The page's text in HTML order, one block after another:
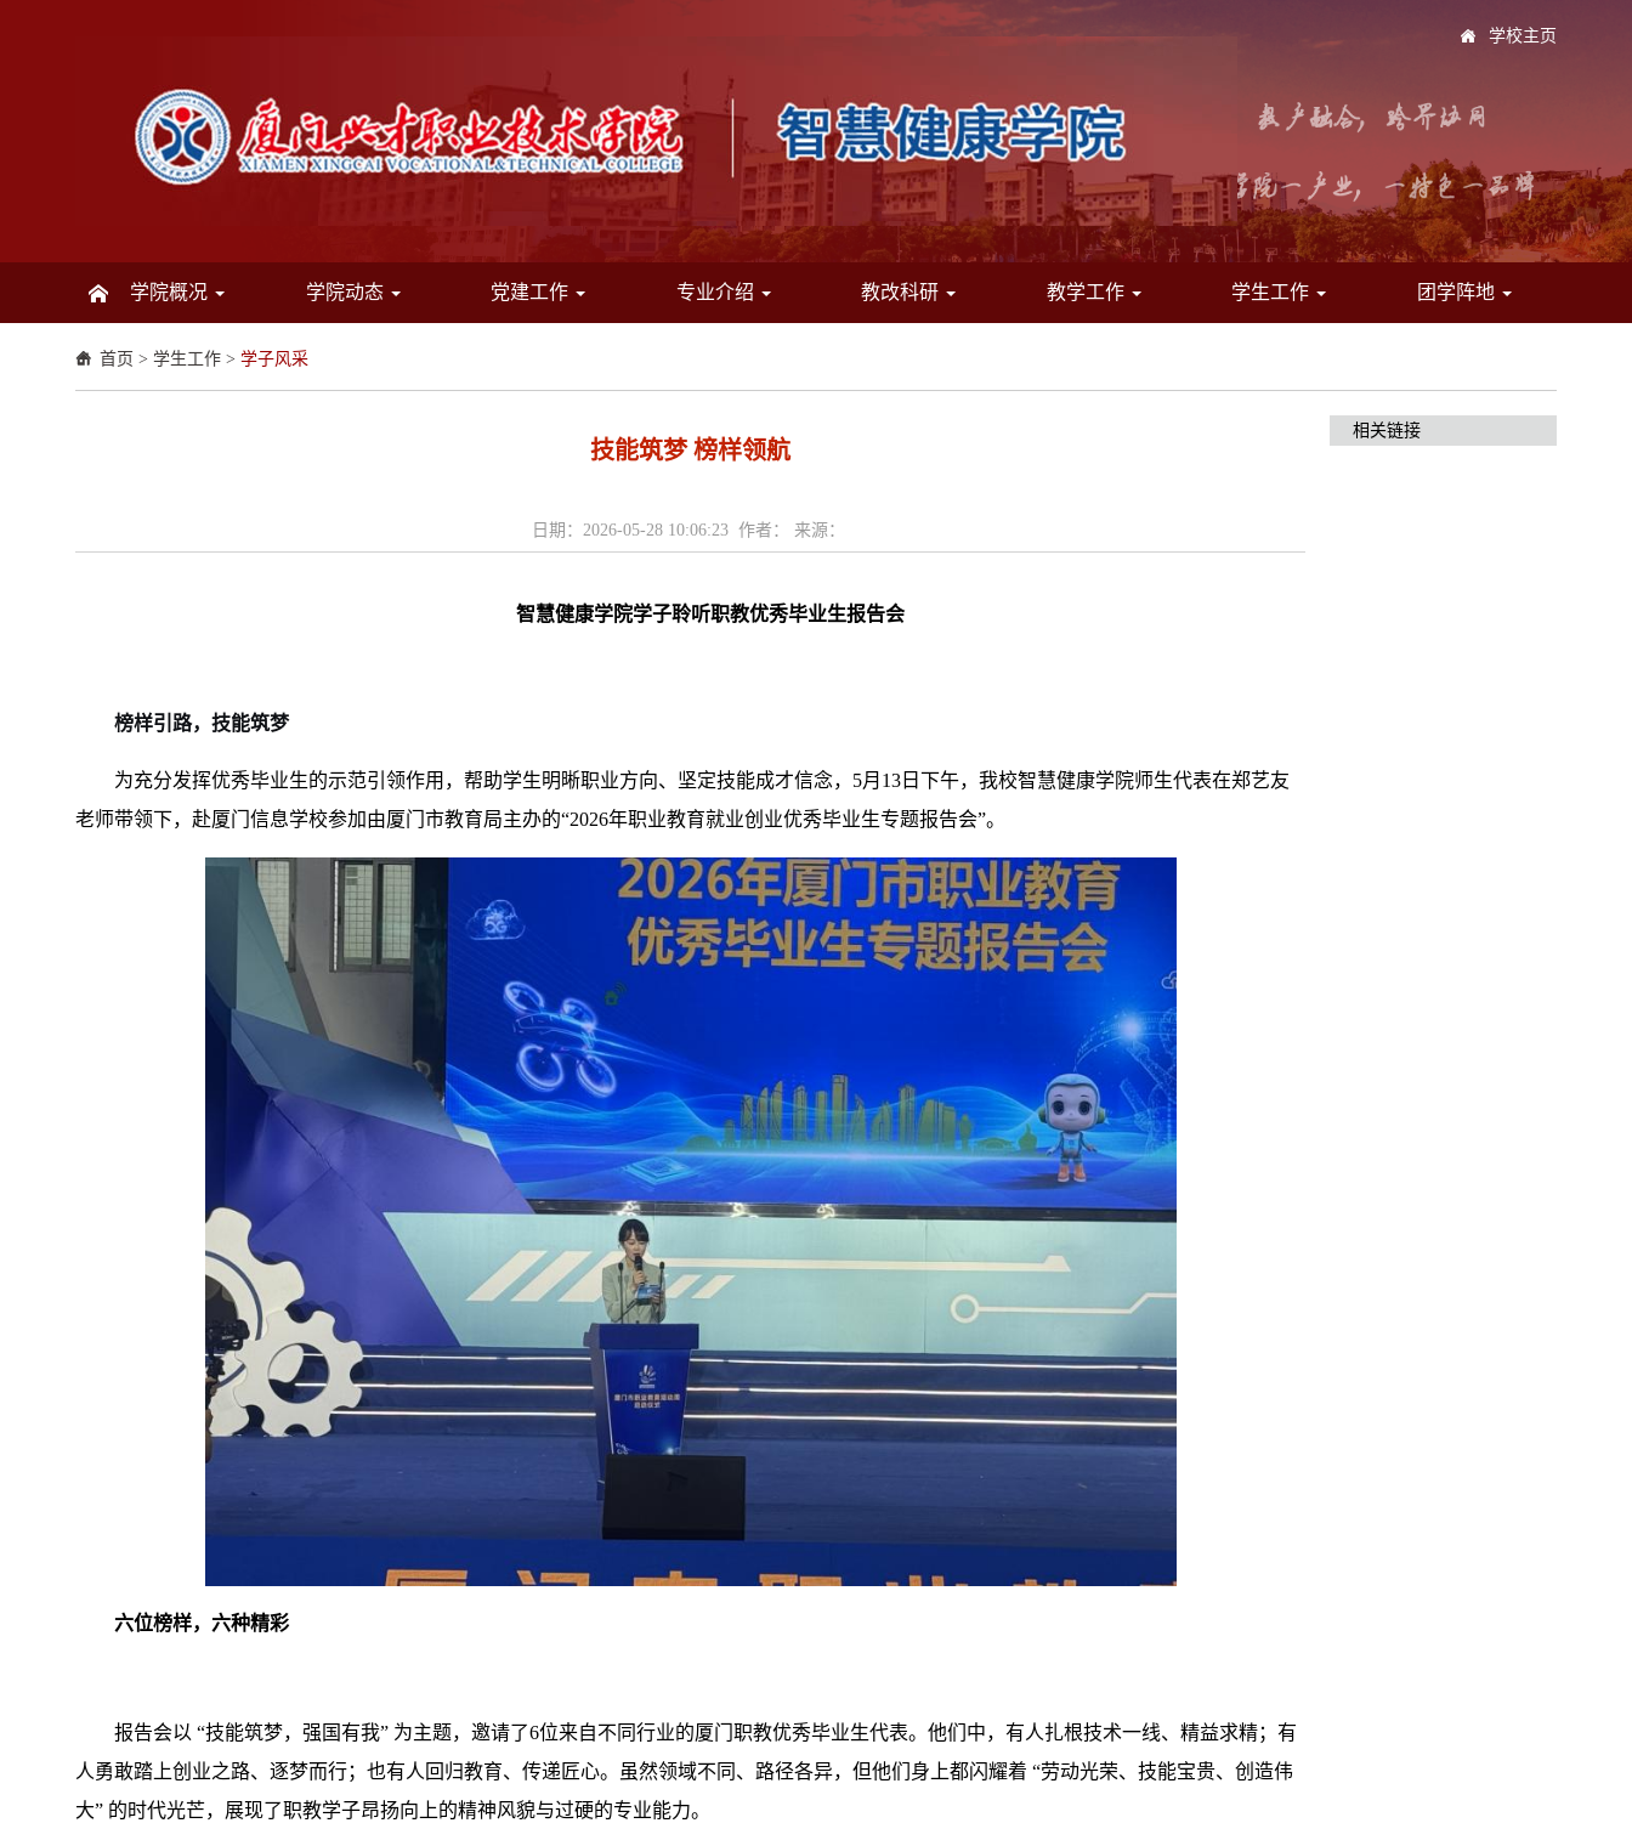
学校主页
学院概况 学院动态 党建工作 专业介绍 教改科研 教学工作 学生工作 团学阵地
首页 > 学生工作 > 学子风采
技能筑梦 榜样领航
日期：2026-05-28 10:06:23 作者： 来源：
智慧健康学院学子聆听职教优秀毕业生报告会
榜样引路，技能筑梦
为充分发挥优秀毕业生的示范引领作用，帮助学生明晰职业方向、坚定技能成才信念，5月13日下午，我校智慧健康学院师生代表在郑艺友
老师带领下，赴厦门信息学校参加由厦门市教育局主办的“2026年职业教育就业创业优秀毕业生专题报告会”。
六位榜样，六种精彩
报告会以 “技能筑梦，强国有我” 为主题，邀请了6位来自不同行业的厦门职教优秀毕业生代表。他们中，有人扎根技术一线、精益求精；有
人勇敢踏上创业之路、逐梦而行；也有人回归教育、传递匠心。虽然领域不同、路径各异，但他们身上都闪耀着 “劳动光荣、技能宝贵、创造伟
大” 的时代光芒，展现了职教学子昂扬向上的精神风貌与过硬的专业能力。
相关链接